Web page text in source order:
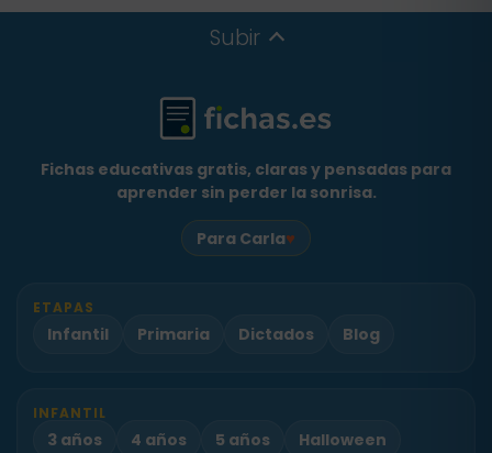
personal, conocimiento del entorno y
representación. Están organizadas por
edad para facilitar su uso educativo.
Subir
Fichas educativas gratis, claras y pensadas para
aprender sin perder la sonrisa.
Para Carla♥
ETAPAS
Infantil Primaria Dictados Blog
INFANTIL
3 años 4 años 5 años
Halloween